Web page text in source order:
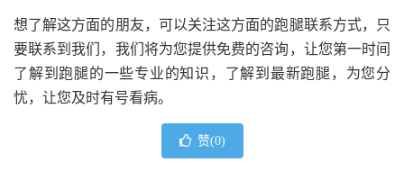
想了解这方面的朋友，可以关注这方面的跑腿联系方式，只
要联系到我们，我们将为您提供免费的咨询，让您第一时间
了解到跑腿的一些专业的知识，了解到最新跑腿，为您分
忧，让您及时有号看病。
赞(0)